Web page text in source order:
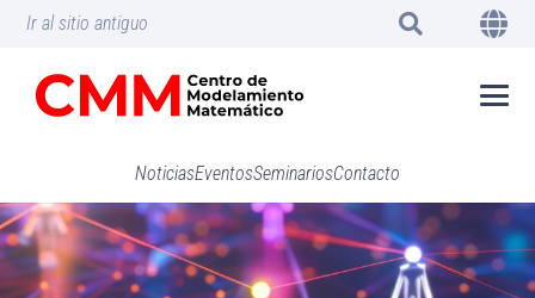
Ir al sitio antiguo
NoticiasEventosSeminariosContacto